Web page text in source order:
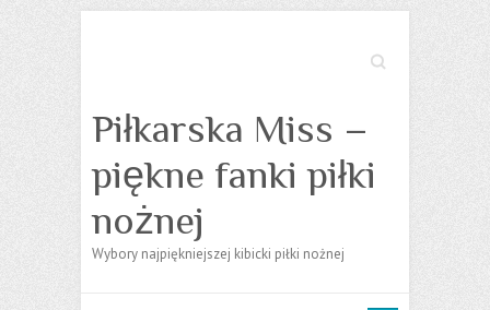
Search
Piłkarska Miss –
piękne fanki piłki
nożnej
Wybory najpiękniejszej kibicki piłki nożnej